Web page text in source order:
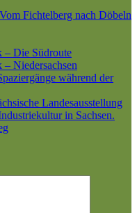
Fichtelberg nach Döbeln
– Die Südroute
– Niedersachsen
während der
Landesausstellung
in Sachsen.